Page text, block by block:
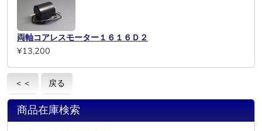
両軸コアレスモーター１６１６Ｄ２
¥13,200
＜＜ 戻る
商品在庫検索